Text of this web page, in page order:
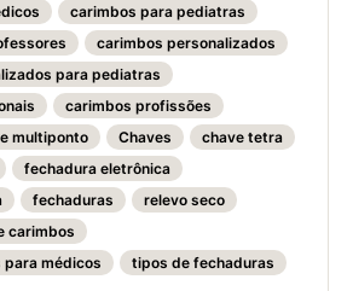
carimbos para pediatras
carimbos personalizados
para pediatras
carimbos profissões
multiponto Chaves
chave tetra
fechadura eletrônica
fechaduras
relevo seco
carimbos
médicos
tipos de fechaduras